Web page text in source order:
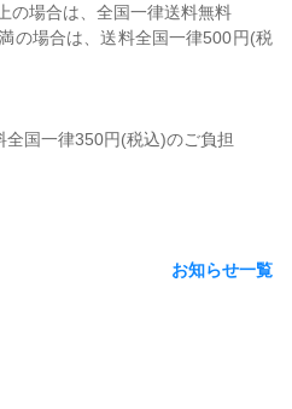
の場合は、全国一律送料無料
の場合は、送料全国一律500円(税
国一律350円(税込)のご負担
お知らせ一覧